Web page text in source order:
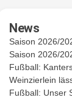
News
Saison 2026/
Saison 2026/
Fußball:
Weinzierlein
Fußball: Unser